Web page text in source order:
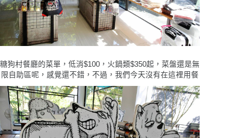
糖狗村餐廳的菜單，低消$100，火鍋類$350起，菜盤還是無
限自助區呢，感覺還不錯，不過，我們今天沒有在這裡用餐